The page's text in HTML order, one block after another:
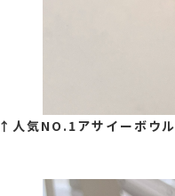
↑人気NO.1アサイーボウル